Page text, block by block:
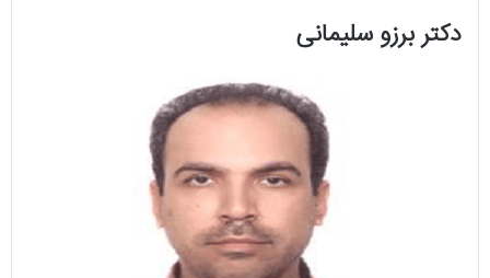
دکتر برزو سلیمانی